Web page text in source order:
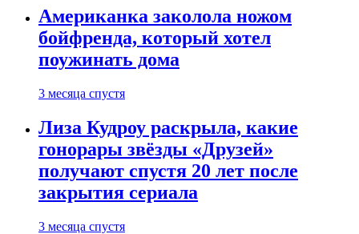
Американка заколола ножом
бойфренда, который хотел
поужинать дома
3 месяца спустя
Лиза Кудроу раскрыла, какие
гонорары звёзды «Друзей»
получают спустя 20 лет после
закрытия сериала
3 месяца спустя